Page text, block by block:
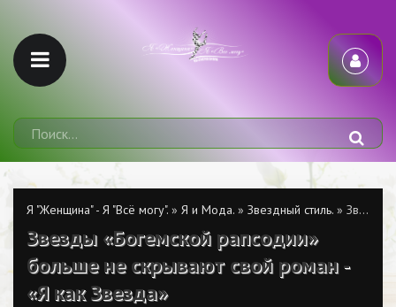
Я "Женщина" - Я "Всё могу". » Я и Мода. » Звездный стиль. » Звезды «Богемской рапсодии» больше не скрывают свой роман - «Я как Звезда»
Звезды «Богемской рапсодии»
больше не скрывают свой роман -
«Я как Звезда»